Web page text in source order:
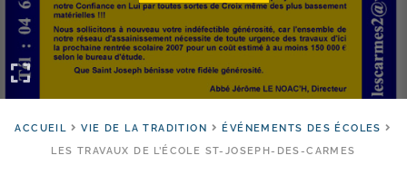
ACCUEIL VIE DE LA TRADITION
ÉVÉNEMENTS DES ÉCOLES
LES TRAVAUX DE L’ÉCOLE ST-JOSEPH-DES-CARMES